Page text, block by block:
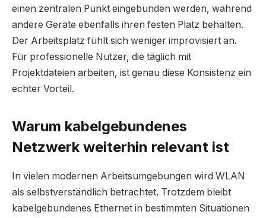
einen zentralen Punkt eingebunden werden, während
andere Geräte ebenfalls ihren festen Platz behalten.
Der Arbeitsplatz fühlt sich weniger improvisiert an.
Für professionelle Nutzer, die täglich mit
Projektdateien arbeiten, ist genau diese Konsistenz ein
echter Vorteil.
Warum kabelgebundenes
Netzwerk weiterhin relevant ist
In vielen modernen Arbeitsumgebungen wird WLAN
als selbstverständlich betrachtet. Trotzdem bleibt
kabelgebundenes Ethernet in bestimmten Situationen